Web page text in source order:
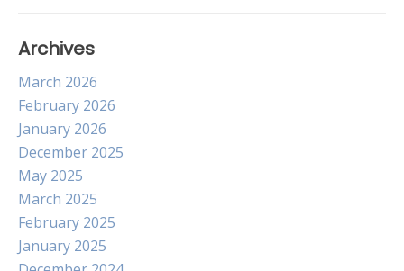
Archives
March 2026
February 2026
January 2026
December 2025
May 2025
March 2025
February 2025
January 2025